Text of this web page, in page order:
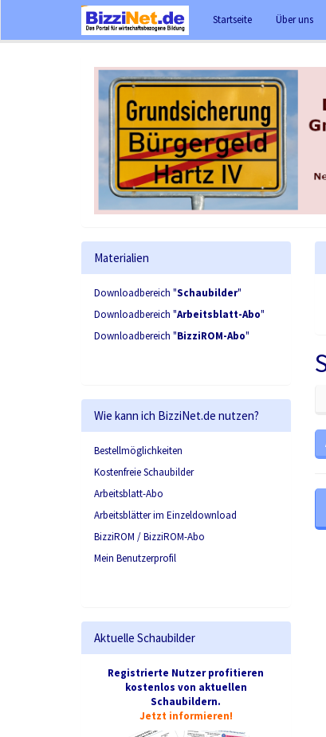
Startseite Über uns
Materialien
Downloadbereich "Schaubilder"
Downloadbereich "Arbeitsblatt-Abo"
Downloadbereich "BizziROM-Abo"
Wie kann ich BizziNet.de nutzen?
Bestellmöglichkeiten
Kostenfreie Schaubilder
Arbeitsblatt-Abo
Arbeitsblätter im Einzeldownload
BizziROM / BizziROM-Abo
Mein Benutzerprofil
Aktuelle Schaubilder
Registrierte Nutzer profitieren
kostenlos von aktuellen
Schaubildern.
Jetzt informieren!